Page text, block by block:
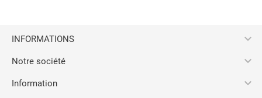
INFORMATIONS 
Notre société 
Information 